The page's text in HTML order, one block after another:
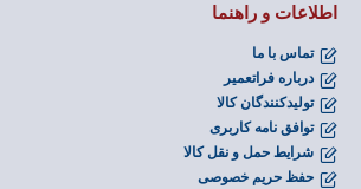
اطلاعات و راهنما
تماس با ما
درباره فراتعمیر
تولیدکنندگان کالا
توافق نامه کاربری
شرایط حمل و نقل کالا
حفظ حریم خصوصی